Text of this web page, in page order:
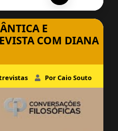
E
COM DIANA
Por Caio Souto